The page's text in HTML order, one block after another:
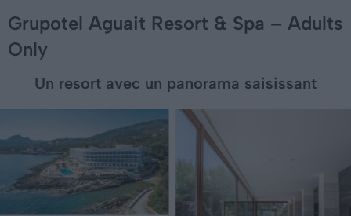
Grupotel Aguait Resort & Spa – Adults
Only
Un resort avec un panorama saisissant